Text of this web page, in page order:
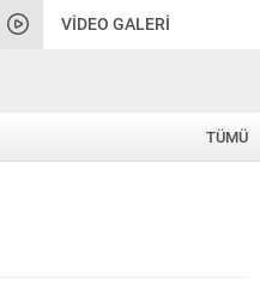
VIDEO GALERI
TÜMÜ